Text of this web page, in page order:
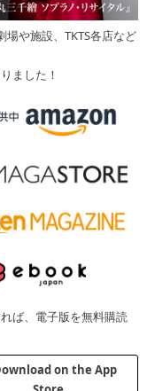
や施設、TKTS各店など
ました！
ば、電子版を無料購読